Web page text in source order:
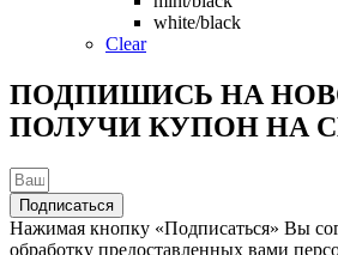
white/black
Clear
ПОДПИШИСЬ НА
ПОЛУЧИ КУПОН НА
Подписаться
Нажимая кнопку «Подписаться» Вы
обработку предоставленных вами